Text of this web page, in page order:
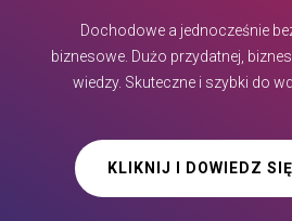
Dochodowe a jednocześnie
biznesowe. Dużo przydatnej,
wiedzy. Skuteczne i szybki do
KLIKNIJ I DOWIEDZ